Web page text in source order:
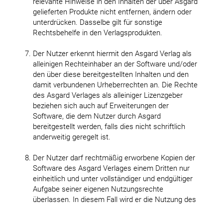
gelieferten Produkte nicht entfernen, ändern oder
unterdrücken. Dasselbe gilt für sonstige
Rechtsbehelfe in den Verlagsprodukten.
Der Nutzer erkennt hiermit den Asgard Verlag als
alleinigen Rechteinhaber an der Software und/oder
den über diese bereitgestellten Inhalten und den
damit verbundenen Urheberrechten an. Die Rechte
des Asgard Verlages als alleiniger Lizenzgeber
beziehen sich auch auf Erweiterungen der
Software, die dem Nutzer durch Asgard
bereitgestellt werden, falls dies nicht schriftlich
anderweitig geregelt ist.
Der Nutzer darf rechtmäßig erworbene Kopien der
Software des Asgard Verlages einem Dritten nur
einheitlich und unter vollständiger und endgültiger
Aufgabe seiner eigenen Nutzungsrechte
überlassen. In diesem Fall wird er die Nutzung des